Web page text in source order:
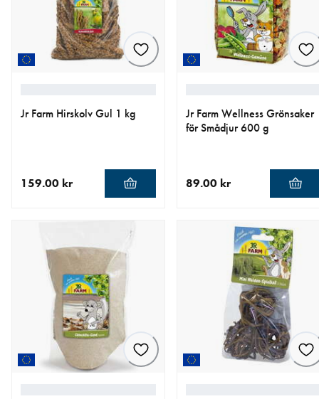
Jr Farm Hirskolv Gul 1 kg
159.00 kr
Jr Farm Wellness Grönsaker
för Smådjur 600 g
89.00 kr